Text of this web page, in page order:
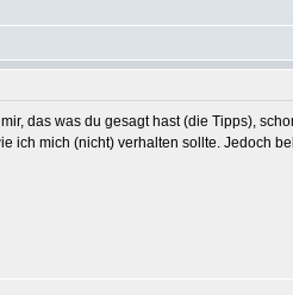
das was du gesagt hast (die Tipps),
ich mich (nicht) verhalten sollte. Jedoch